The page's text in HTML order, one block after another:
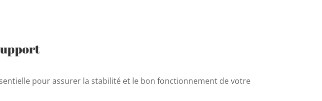
pour assurer la stabilité et le bon fonctionnement de votre